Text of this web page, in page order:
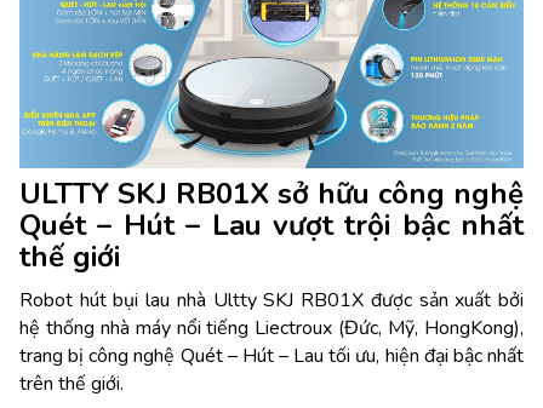
ULTTY SKJ RB01X​ sở hữu công nghệ
Quét – Hút – Lau vượt trội bậc nhất
thế giới
Robot hút bụi lau nhà Ultty SKJ RB01X được sản xuất bởi
hệ thống nhà máy nổi tiếng Liectroux (Đức, Mỹ, HongKong),
trang bị công nghệ Quét – Hút – Lau tối ưu, hiện đại bậc nhất
trên thế giới.